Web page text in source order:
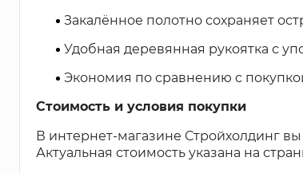
Закалённое полотно сохраняет
Удобная деревянная рукоятка с
Экономия по сравнению с
Стоимость и условия покупки
В интернет-магазине Стройхолдинг
Актуальная стоимость указана на